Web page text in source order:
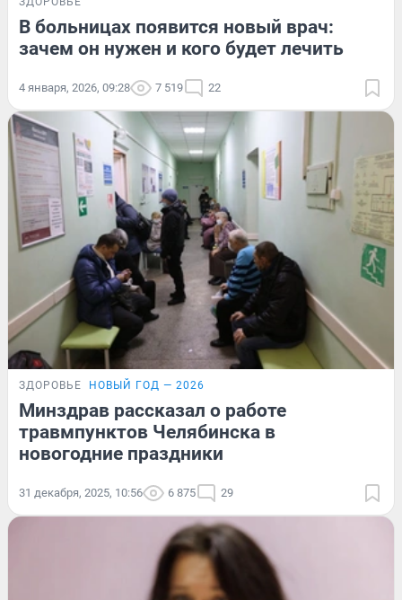
В больницах появится новый врач:
зачем он нужен и кого будет лечить
4 января, 2026, 09:28 7 519 22
ЗДОРОВЬЕ НОВЫЙ ГОД — 2026
Минздрав рассказал о работе
травмпунктов Челябинска в
новогодние праздники
31 декабря, 2025, 10:56 6 875 29